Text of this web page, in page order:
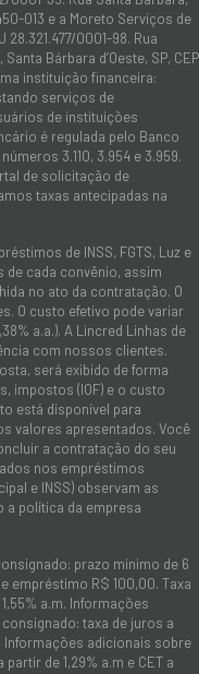
013 e a Moreto Serviços de
0001-98. Rua
Bárbara d’Oeste, SP, CEP
instituição financeira:
serviços de
de instituições
é regulada pelo Banco
3.110, 3.954 e 3.959.
de solicitação de
taxas antecipadas na
de INSS, FGTS, Luz e
de cada convênio, assim
no ato da contratação. O
O custo efetivo pode variar
a.a.). A Lincred Linhas de
com nossos clientes.
será exibido de forma
impostos (IOF) e o custo
está disponível para
valores apresentados. Você
a contratação do seu
nos empréstimos
e INSS) observam as
a política da empresa
prazo mínimo de 6
empréstimo R$ 100,00. Taxa
a.m. Informações
taxa de juros a
Informações adicionais sobre
de 1,29% a.m e CET a